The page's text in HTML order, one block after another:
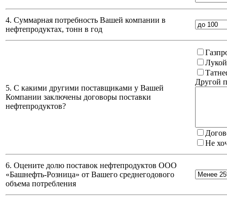
4. Суммарная потребность Вашей компании в
нефтепродуктах, тонн в год
5. С какими другими поставщиками у Вашей
Компании заключены договоры поставки
нефтепродуктов?
Другой
Не
6. Оцените долю поставок нефтепродуктов ООО
«Башнефть-Розница» от Вашего среднегодового
объема потребления